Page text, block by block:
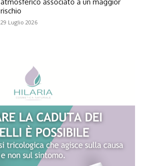
rischio
29 Luglio 2026